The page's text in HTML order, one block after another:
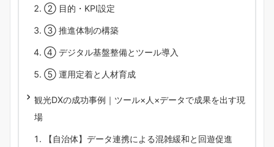
② 目的・KPI設定
③ 推進体制の構築
④ デジタル基盤整備とツール導入
⑤ 運用定着と人材育成
観光DXの成功事例｜ツール×人×データで成果を出す現
場
【自治体】データ連携による混雑緩和と回遊促進